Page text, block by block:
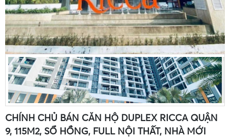
CHÍNH CHỦ BÁN CĂN HỘ DUPLEX RICCA QUẬN
9, 115M2, SỔ HỒNG, FULL NỘI THẤT, NHÀ MỚI